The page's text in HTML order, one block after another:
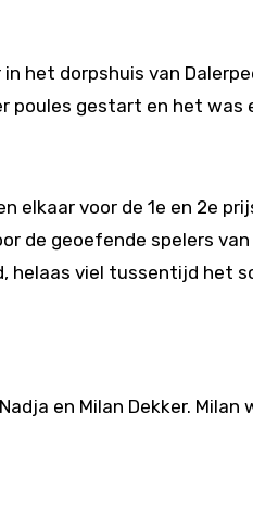
het dorpshuis van
poules gestart en het
elkaar voor de 1e en 2e
de geoefende spelers
helaas viel tussentijd het
en Milan Dekker.